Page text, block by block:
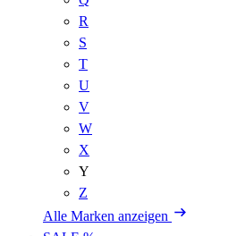
R
S
T
U
V
W
X
Y
Z
Alle Marken anzeigen